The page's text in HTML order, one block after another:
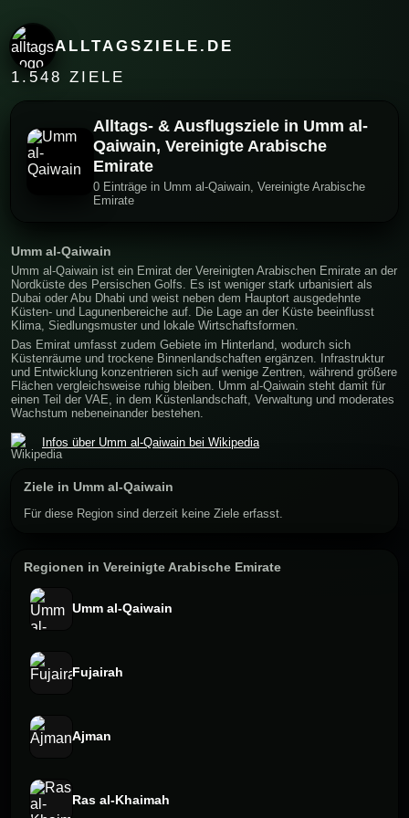
ALLTAGSZIELE.DE
1.548 ZIELE
Alltags- & Ausflugsziele in Umm al-
Qaiwain, Vereinigte Arabische
Emirate
0 Einträge in Umm al-Qaiwain, Vereinigte Arabische
Emirate
Umm al-Qaiwain
Umm al-Qaiwain ist ein Emirat der Vereinigten Arabischen Emirate an der
Nordküste des Persischen Golfs. Es ist weniger stark urbanisiert als
Dubai oder Abu Dhabi und weist neben dem Hauptort ausgedehnte
Küsten- und Lagunenbereiche auf. Die Lage an der Küste beeinflusst
Klima, Siedlungsmuster und lokale Wirtschaftsformen.
Das Emirat umfasst zudem Gebiete im Hinterland, wodurch sich
Küstenräume und trockene Binnenlandschaften ergänzen. Infrastruktur
und Entwicklung konzentrieren sich auf wenige Zentren, während größere
Flächen vergleichsweise ruhig bleiben. Umm al-Qaiwain steht damit für
einen Teil der VAE, in dem Küstenlandschaft, Verwaltung und moderates
Wachstum nebeneinander bestehen.
Infos über Umm al-Qaiwain bei Wikipedia
Ziele in Umm al-Qaiwain
Für diese Region sind derzeit keine Ziele erfasst.
Regionen in Vereinigte Arabische Emirate
Umm al-Qaiwain
Fujairah
Ajman
Ras al-Khaimah